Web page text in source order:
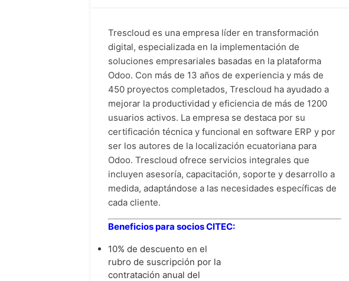
Trescloud es una empresa líder en transformación
digital, especializada en la implementación de
soluciones empresariales basadas en la plataforma
Odoo. Con más de 13 años de experiencia y más de
450 proyectos completados, Trescloud ha ayudado a
mejorar la productividad y eficiencia de más de 1200
usuarios activos. La empresa se destaca por su
certificación técnica y funcional en software ERP y por
ser los autores de la localización ecuatoriana para
Odoo. Trescloud ofrece servicios integrales que
incluyen asesoría, capacitación, soporte y desarrollo a
medida, adaptándose a las necesidades específicas de
cada cliente.
Beneficios para socios CITEC:
10% de descuento en el
rubro de suscripción por la
contratación anual del